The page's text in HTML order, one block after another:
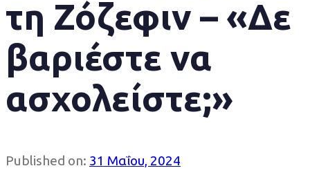
τη Ζόζεφιν – «Δε
βαριέστε να
ασχολείστε;»
Published on: 31 Μαΐου, 2024